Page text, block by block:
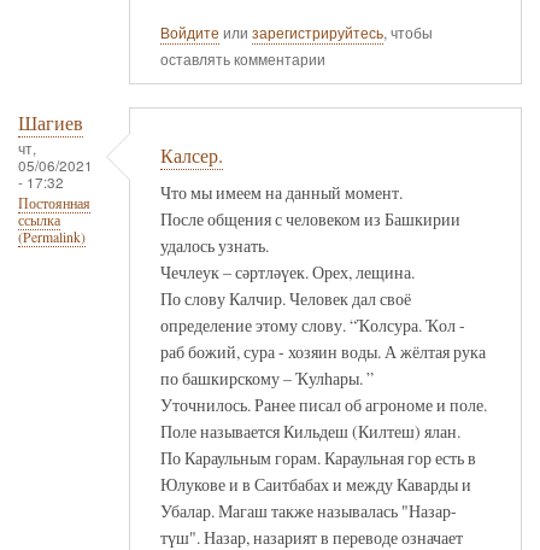
Войдите или зарегистрируйтесь, чтобы
оставлять комментарии
Шагиев
чт,
05/06/2021
- 17:32
Постоянная
ссылка
(Permalink)
Калсер.
Что мы имеем на данный момент.
После общения с человеком из Башкирии
удалось узнать.
Чечлеук – сәртләүек. Орех, лещина.
По слову Калчир. Человек дал своё
определение этому слову. “Ҡолсура. Ҡол -
раб божий, сура - хозяин воды. А жёлтая рука
по башкирскому – Ҡулһары. ”
Уточнилось. Ранее писал об агрономе и поле.
Поле называется Кильдеш (Килтеш) ялан.
По Караульным горам. Караульная гор есть в
Юлукове и в Саитбабах и между Каварды и
Убалар. Магаш также называлась "Назар-
түш". Назар, назарият в переводе означает